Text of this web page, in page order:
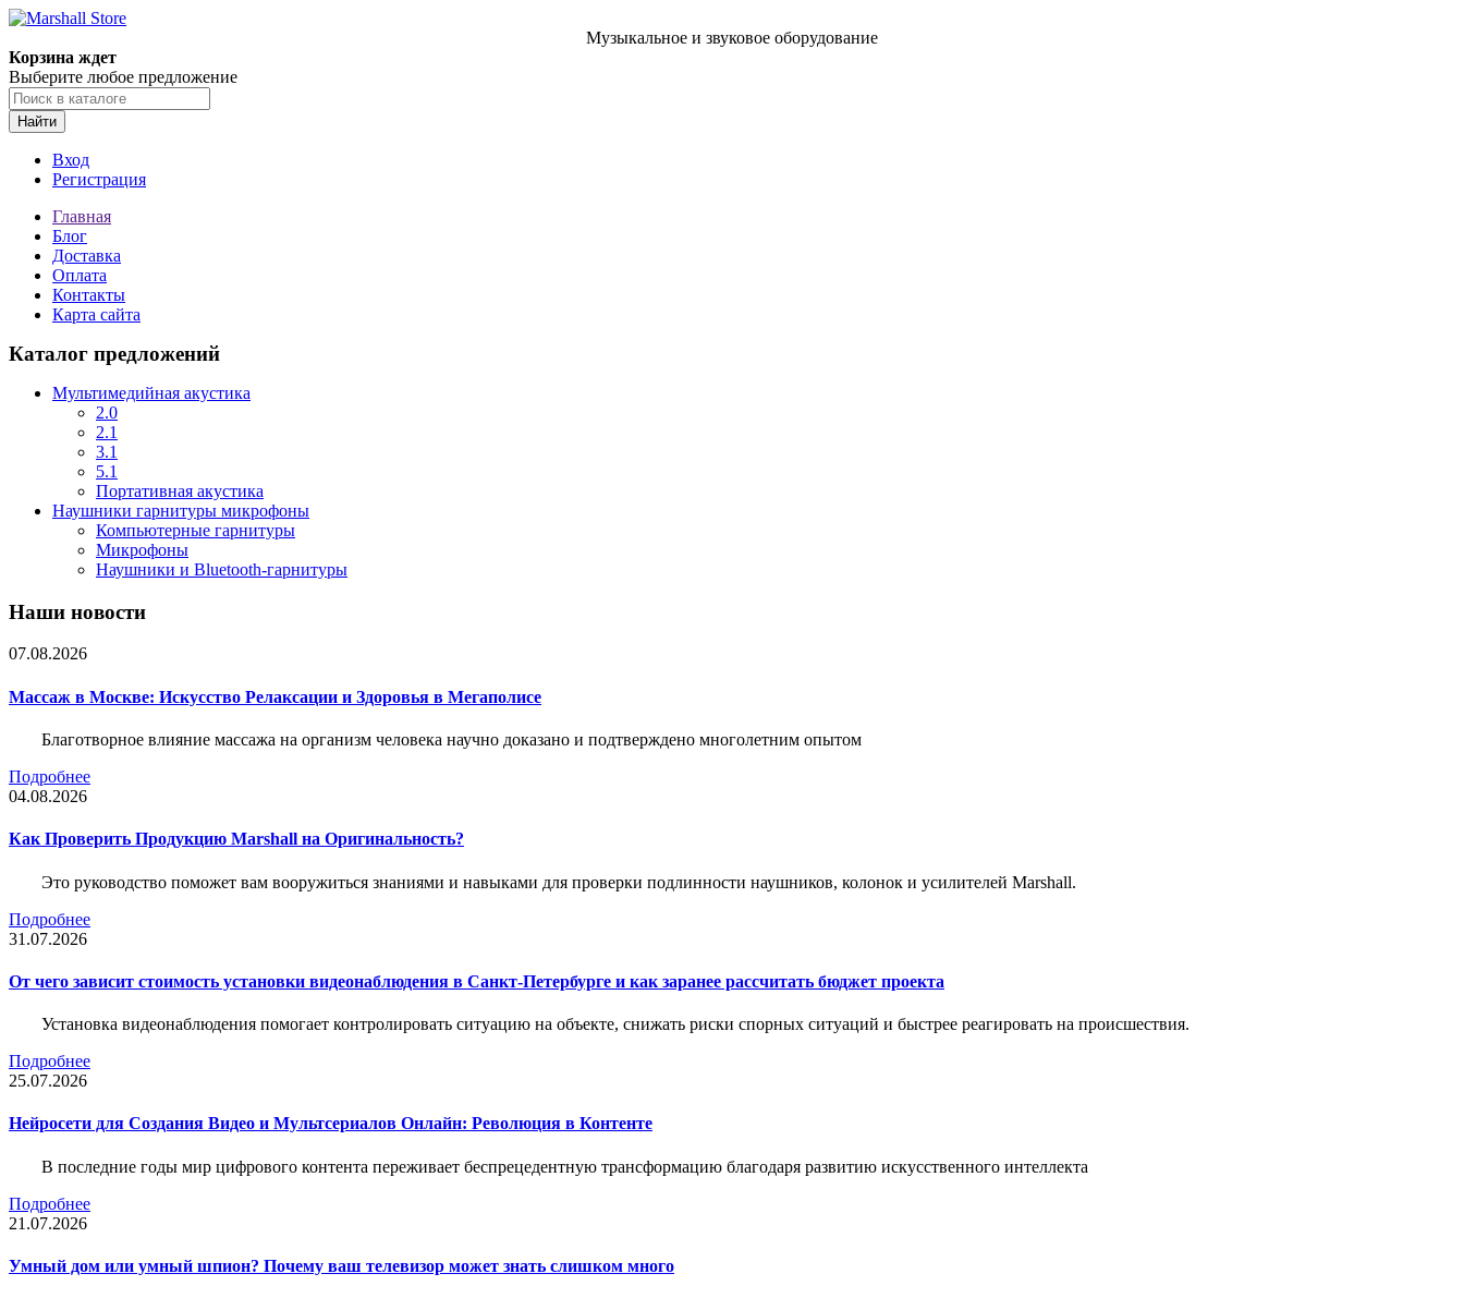
Музыкальное и звуковое оборудование
Корзина ждет
Выберите любое предложение
Найти
Вход
Регистрация
Главная
Блог
Доставка
Оплата
Контакты
Карта сайта
Каталог предложений
Мультимедийная акустика
2.0
2.1
3.1
5.1
Портативная акустика
Наушники гарнитуры микрофоны
Компьютерные гарнитуры
Микрофоны
Наушники и Bluetooth-гарнитуры
Наши новости
07.08.2026
Массаж в Москве: Искусство Релаксации и Здоровья в Мегаполисе
Благотворное влияние массажа на организм человека научно доказано и подтверждено многолетним опытом
Подробнее
04.08.2026
Как Проверить Продукцию Marshall на Оригинальность?
Это руководство поможет вам вооружиться знаниями и навыками для проверки подлинности наушников, колонок и усилителей Marshall.
Подробнее
31.07.2026
От чего зависит стоимость установки видеонаблюдения в Санкт-Петербурге и как заранее рассчитать бюджет проекта
Установка видеонаблюдения помогает контролировать ситуацию на объекте, снижать риски спорных ситуаций и быстрее реагировать на происшествия.
Подробнее
25.07.2026
Нейросети для Создания Видео и Мультсериалов Онлайн: Революция в Контенте
В последние годы мир цифрового контента переживает беспрецедентную трансформацию благодаря развитию искусственного интеллекта
Подробнее
21.07.2026
Умный дом или умный шпион? Почему ваш телевизор может знать слишком много